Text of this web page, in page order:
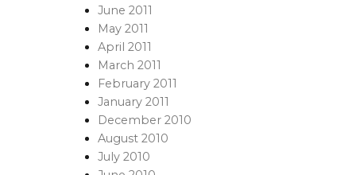
June 2011
May 2011
April 2011
March 2011
February 2011
January 2011
December 2010
August 2010
July 2010